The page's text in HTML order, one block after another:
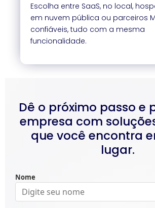
Escolha entre SaaS, no local,
em nuvem pública ou parceiros
confiáveis, tudo com a mesma
funcionalidade.
Dê o próximo passo e
empresa com
que você encontra
lugar.
Nome